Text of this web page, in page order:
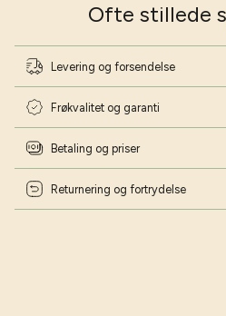
Ofte stillede
Levering og forsendelse
Frøkvalitet og garanti
Betaling og priser
Returnering og fortrydelse
Ja tak - lad mig
Nej tak - jeg har